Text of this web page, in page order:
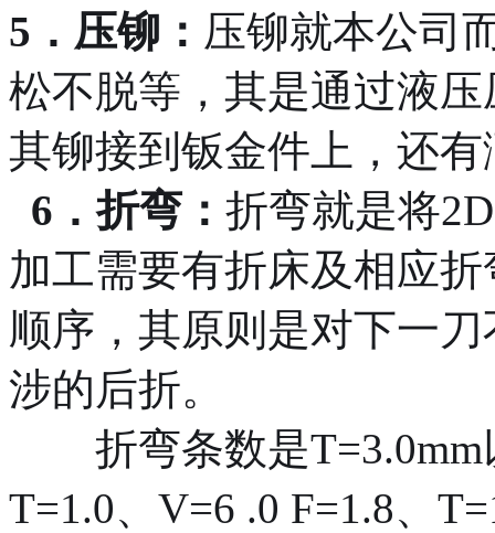
5．压铆： 压铆就本公司
松不脱等，其是通过液
其铆接到钣金件上，还
6．折弯： 折弯就是将
加工需要有折床及相应
顺序，其原则是对下一
涉的后折。
折弯条数是T=3.0mm
T=1.0、V=6 .0 F=1.8、